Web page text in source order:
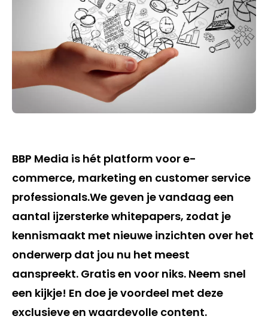
BBP Media is hét platform voor e-
commerce, marketing en customer service
professionals.We geven je vandaag een
aantal ijzersterke whitepapers, zodat je
kennismaakt met nieuwe inzichten over het
onderwerp dat jou nu het meest
aanspreekt. Gratis en voor niks. Neem snel
een kijkje! En doe je voordeel met deze
exclusieve en waardevolle content.